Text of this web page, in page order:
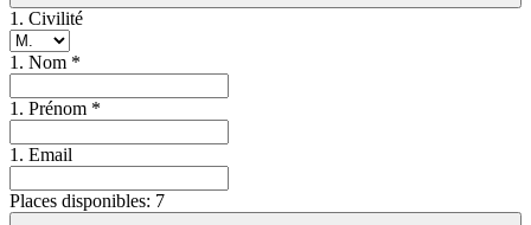
1. Civilité
1. Nom *
1. Prénom *
1. Email
Places disponibles: 7